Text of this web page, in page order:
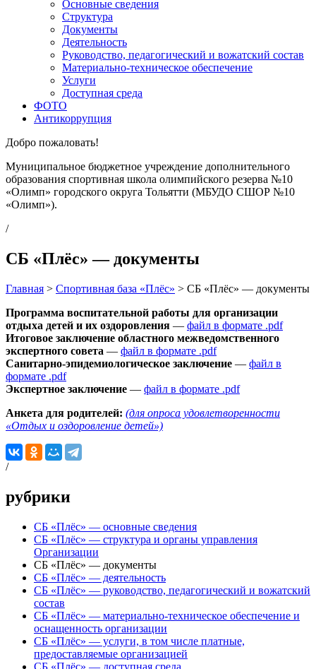
Основные сведения
Структура
Документы
Деятельность
Руководство, педагогический и вожатский состав
Материально-техническое обеспечение
Услуги
Доступная среда
ФОТО
Антикоррупция
Добро пожаловать!
Муниципальное бюджетное учреждение дополнительного
образования спортивная школа олимпийского резерва №10
«Олимп» городского округа Тольятти (МБУДО СШОР №10
«Олимп»).
/
СБ «Плёс» — документы
Главная > Спортивная база «Плёс» > СБ «Плёс» — документы
Программа воспитательной работы для организации
отдыха детей и их оздоровления — файл в формате .pdf
Итоговое заключение областного межведомственного
экспертного совета — файл в формате .pdf
Санитарно-эпидемиологическое заключение — файл в
формате .pdf
Экспертное заключение — файл в формате .pdf
Анкета для родителей: (для опроса удовлетворенности
«Отдых и оздоровление детей»)
/
рубрики
СБ «Плёс» — основные сведения
СБ «Плёс» — структура и органы управления
Организации
СБ «Плёс» — документы
СБ «Плёс» — деятельность
СБ «Плёс» — руководство, педагогический и вожатский
состав
СБ «Плёс» — материально-техническое обеспечение и
оснащенность организации
СБ «Плёс» — услуги, в том числе платные,
предоставляемые организацией
СБ «Плёс» — доступная среда